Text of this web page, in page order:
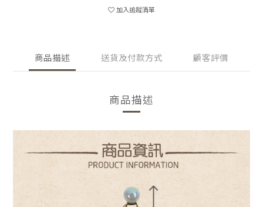
加入追蹤清單
商品描述 送貨及付款方式 顧客評價
商品描述